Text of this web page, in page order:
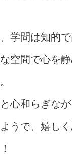
学問は知的
空間で心を
心和らぎな
うで、嬉しく